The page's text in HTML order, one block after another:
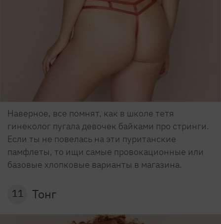
Наверное, все помнят, как в школе тетя
гинеколог пугала девочек байками про стринги.
Если ты не повелась на эти пуританские
памфлеты, то ищи самые провокационные или
базовые хлопковые варианты в магазина.
11 Тонг